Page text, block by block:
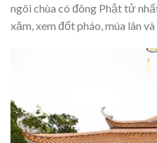
ngôi chùa có đông Phật tử
xăm, xem đốt pháo, múa lân